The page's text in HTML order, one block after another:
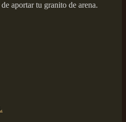
aportar tu granito de arena.